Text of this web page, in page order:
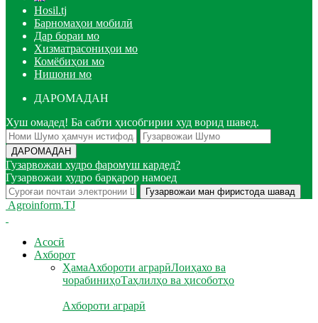
Hosil.tj
Барномаҳои мобилӣ
Дар бораи мо
Хизматрасониҳои мо
Комёбиҳои мо
Нишони мо
ДАРОМАДАН
Хуш омадед! Ба сабти ҳисобгирии худ ворид шавед.
Гузарвожаи худро фаромуш кардед?
Гузарвожаи худро барқарор намоед
Agroinform.TJ
Асосӣ
Ахборот
ҲамаАхбороти аграрӣЛоиҳахо ва
чорабиниҳоТаҳлилҳо ва ҳисоботҳо
Ахбороти аграрӣ